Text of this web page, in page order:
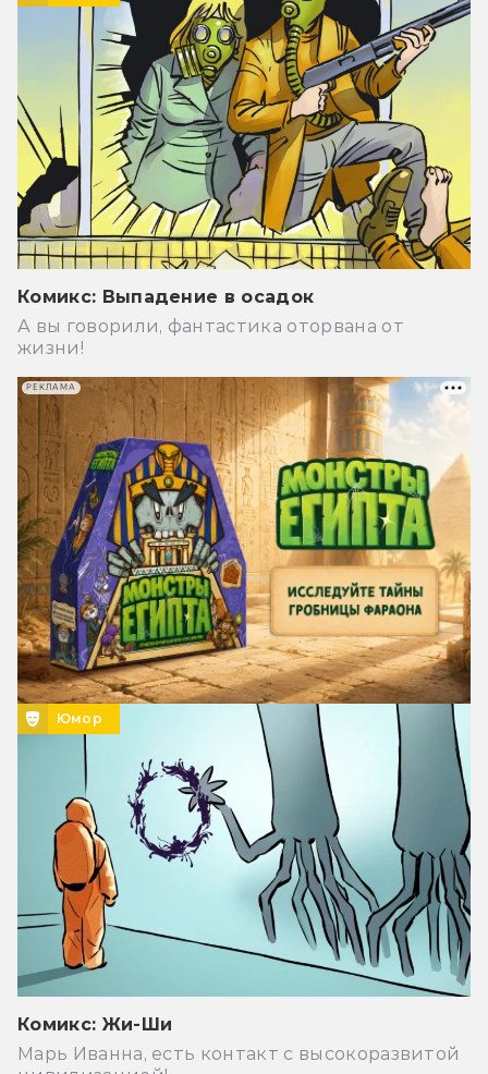
Комикс: Выпадение в осадок
А вы говорили, фантастика оторвана от
жизни!
Юмор
Комикс: Жи-Ши
Марь Иванна, есть контакт с высокоразвитой
РЕКЛАМА